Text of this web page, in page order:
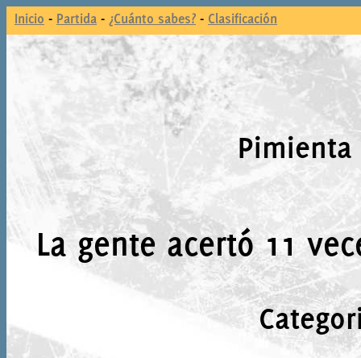
Inicio - Partida - ¿Cuánto sabes? - Clasificación
Pimienta
La gente acertó 11